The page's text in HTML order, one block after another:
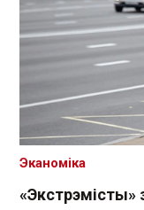
«Экстрэмісты»
Эканоміка